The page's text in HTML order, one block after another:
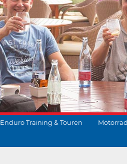
Enduro Training & Touren